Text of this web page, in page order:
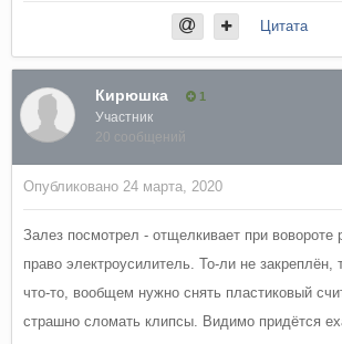
Цитата
Кирюшка 1
Участник
20 сообщений
Опубликовано 24 марта, 2020
Залез посмотрел - отщелкивает при вовороте
право электроусилитель. То-ли не закреплён,
что-то, вообщем нужно снять пластиковый
страшно сломать клипсы. Видимо придётся